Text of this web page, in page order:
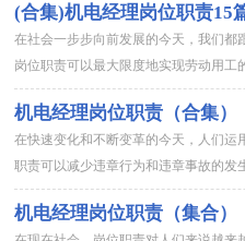
(合集)机电经理岗位职责15
在社会一步步向前发展的今天，我们都
岗位职责可以最大限度地实现劳动用工
职责感到非常苦恼吧，下面是小编整理
机电经理岗位职责（合集）
在快速变化和不断变革的今天，人们运
职责可以减少违章行为和违章事故的
面是小编帮大家整理的机电经理岗位职
机电经理岗位职责（集合）